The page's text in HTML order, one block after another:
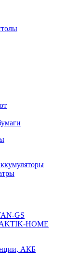
GS
HOME
АКБ